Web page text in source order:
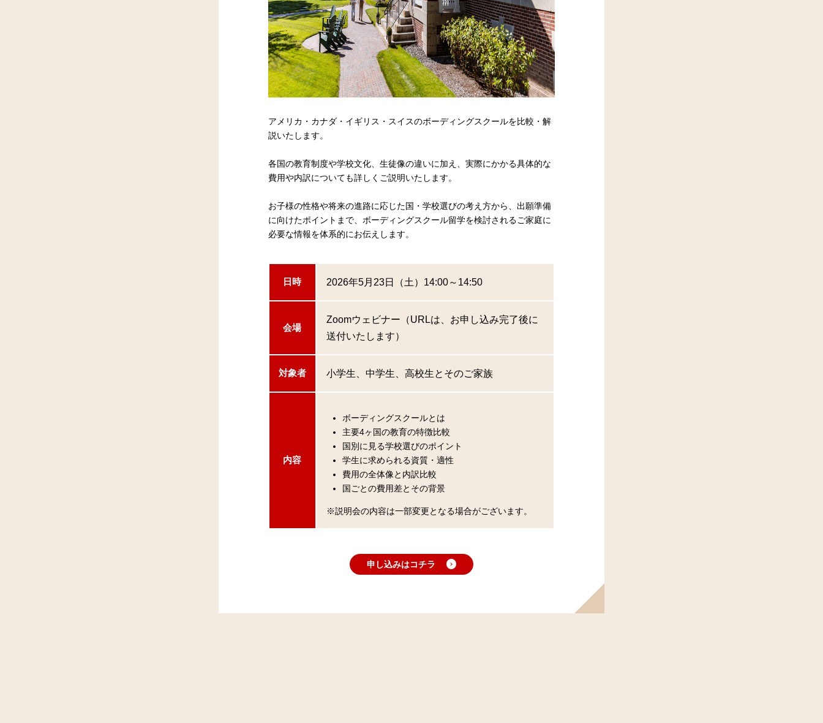
アメリカ・カナダ・イギリス・スイスのボーディングスクールを比較・解
説いたします。
各国の教育制度や学校文化、生徒像の違いに加え、実際にかかる具体的な
費用や内訳についても詳しくご説明いたします。
お子様の性格や将来の進路に応じた国・学校選びの考え方から、出願準備
に向けたポイントまで、ボーディングスクール留学を検討されるご家庭に
必要な情報を体系的にお伝えします。
日時 2026年5月23日（土）14:00～14:50
会場
Zoomウェビナー（URLは、お申し込み完了後に
送付いたします）
対象者 小学生、中学生、高校生とそのご家族
内容
ボーディングスクールとは
主要4ヶ国の教育の特徴比較
国別に見る学校選びのポイント
学生に求められる資質・適性
費用の全体像と内訳比較
国ごとの費用差とその背景
※説明会の内容は一部変更となる場合がございます。
申し込みはコチラ